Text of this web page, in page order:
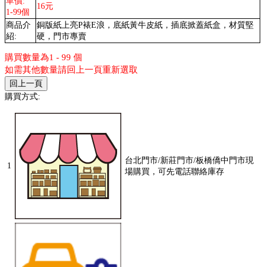
1-99個
16元
商品介
紹:
銅版紙上亮P裱E浪，底紙黃牛皮紙，插底掀蓋紙盒，材質堅
硬，門市專賣
購買數量為1 - 99 個
如需其他數量請回上一頁重新選取
購買方式:
1
台北門市/新莊門市/板橋僑中門市現
場購買，可先電話聯絡庫存